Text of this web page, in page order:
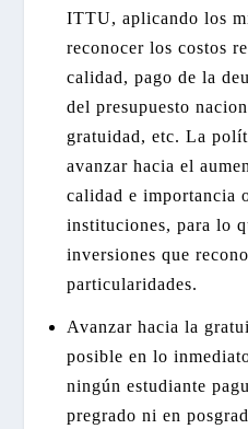
ITTU, aplicando los
reconocer los costos
calidad, pago de la
del presupuesto
gratuidad, etc. La
avanzar hacia el
calidad e importancia
instituciones, para lo
inversiones que
particularidades.
Avanzar hacia la
posible en lo
ningún estudiante
pregrado ni en